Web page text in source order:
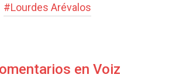
#Lourdes Arévalos
en Voiz